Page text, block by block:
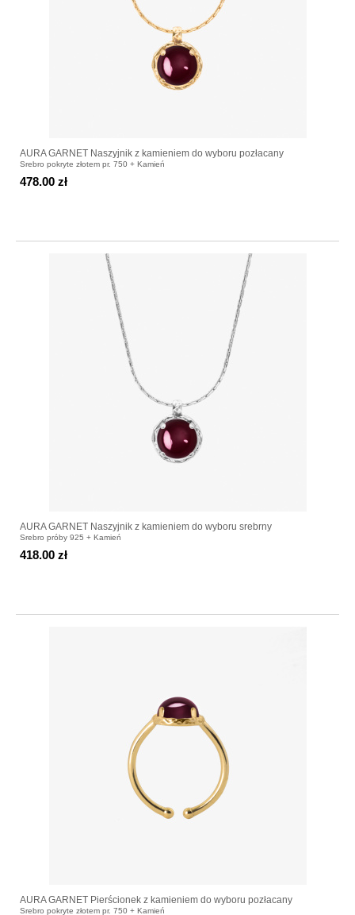
AURA GARNET Naszyjnik z kamieniem do wyboru pozłacany
Srebro pokryte złotem pr. 750 + Kamień
478.00 zł
AURA GARNET Naszyjnik z kamieniem do wyboru srebrny
Srebro próby 925 + Kamień
418.00 zł
AURA GARNET Pierścionek z kamieniem do wyboru pozłacany
Srebro pokryte złotem pr. 750 + Kamień